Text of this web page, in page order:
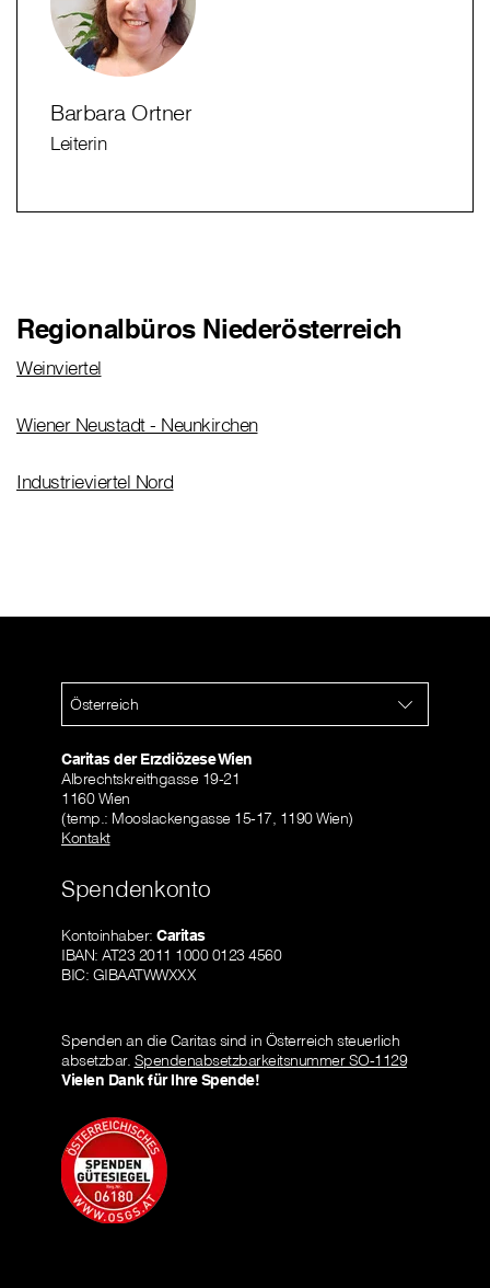
Barbara Ortner
Leiterin
Regionalbüros Niederösterreich
Weinviertel
Wiener Neustadt - Neunkirchen
Industrieviertel Nord
Österreich
Caritas der Erzdiözese Wien
Albrechtskreithgasse 19-21
1160 Wien
(temp.: Mooslackengasse 15-17, 1190 Wien)
Kontakt
Spendenkonto
Kontoinhaber: Caritas
IBAN: AT23 2011 1000 0123 4560
BIC: GIBAATWWXXX
Spenden an die Caritas sind in Österreich steuerlich
absetzbar. Spendenabsetzbarkeitsnummer SO-1129
Vielen Dank für Ihre Spende!